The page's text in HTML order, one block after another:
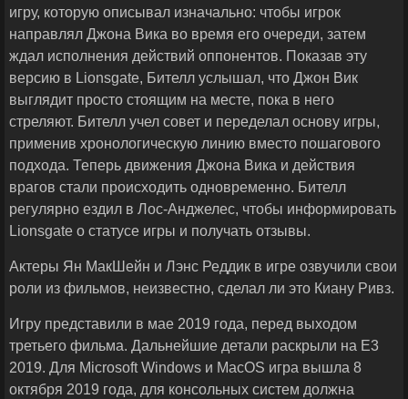
игру, которую описывал изначально: чтобы игрок
направлял Джона Вика во время его очереди, затем
ждал исполнения действий оппонентов. Показав эту
версию в Lionsgate, Бителл услышал, что Джон Вик
выглядит просто стоящим на месте, пока в него
стреляют. Бителл учел совет и переделал основу игры,
применив хронологическую линию вместо пошагового
подхода. Теперь движения Джона Вика и действия
врагов стали происходить одновременно. Бителл
регулярно ездил в Лос-Анджелес, чтобы информировать
Lionsgate о статусе игры и получать отзывы.
Актеры Ян МакШейн и Лэнс Реддик в игре озвучили свои
роли из фильмов, неизвестно, сделал ли это Киану Ривз.
Игру представили в мае 2019 года, перед выходом
третьего фильма. Дальнейшие детали раскрыли на E3
2019. Для Microsoft Windows и MacOS игра вышла 8
октября 2019 года, для консольных систем должна